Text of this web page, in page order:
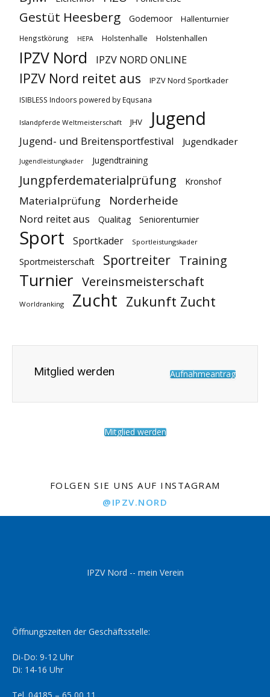
Gestüt Heesberg Godemoor Hallenturnier
Hengstkörung HEPA Holstenhalle Holstenhallen
IPZV Nord IPZV NORD ONLINE
IPZV Nord reitet aus IPZV Nord Sportkader
ISIBLESS Indoors powered by Equsana
Islandpferde Weltmeisterschaft JHV Jugend
Jugend- und Breitensportfestival Jugendkader
Jugendleistungkader Jugendtraining
Jungpferdematerialprüfung Kronshof
Materialprüfung Norderheide
Nord reitet aus Qualitag Seniorenturnier
Sport Sportkader Sportleistungskader
Sportmeisterschaft Sportreiter Training
Turnier Vereinsmeisterschaft
Worldranking Zucht Zukunft Zucht
Mitglied werden Aufnahmeantrag
Mitglied werden
FOLGEN SIE UNS AUF INSTAGRAM
@IPZV.NORD
IPZV Nord -- mein Verein
Öffnungszeiten der Geschäftsstelle:
Di-Do: 9-12 Uhr
Di: 14-16 Uhr